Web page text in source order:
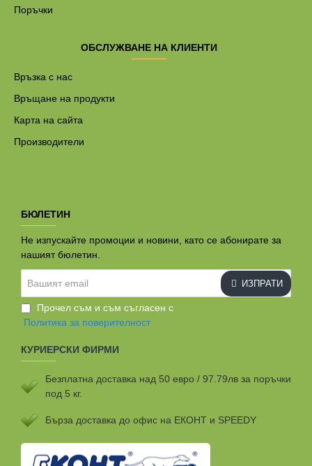
Поръчки
ОБСЛУЖВАНЕ НА КЛИЕНТИ
Връзка с нас
Връщане на продукти
Карта на сайта
Производители
БЮЛЕТИН
Не изпускайте промоции и новини, като се абонирате за
нашият бюлетин.
email
ИЗПРАТИ
Прочел съм и съм съгласен с
Политика за поверителност
КУРИЕРСКИ ФИРМИ
Безплатна доставка над 50 евро / 97.79лв за поръчки
под 5 кг.
Бързa доставка до офис на ЕКОНТ и SPEEDY